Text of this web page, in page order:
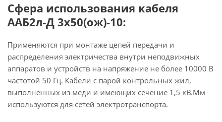
Сфера использования кабеля
ААБ2л-Д 3х50(ож)-10:
Применяются при монтаже цепей передачи и
распределения электричества внутри неподвижных
аппаратов и устройств на напряжение не более 10000 В
частотой 50 Гц. Кабели с парой контрольных жил,
выполненных из меди и имеющих сечение 1,5 кВ.Мм
используются для сетей электротранспорта.